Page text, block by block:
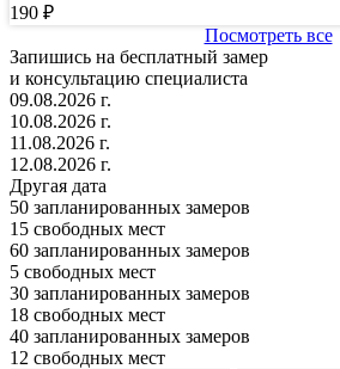
190 ₽
Посмотреть все
Запишись на бесплатный замер
и консультацию специалиста
09.08.2026 г.
10.08.2026 г.
11.08.2026 г.
12.08.2026 г.
Другая дата
50 запланированных замеров
15 свободных мест
60 запланированных замеров
5 свободных мест
30 запланированных замеров
18 свободных мест
40 запланированных замеров
12 свободных мест